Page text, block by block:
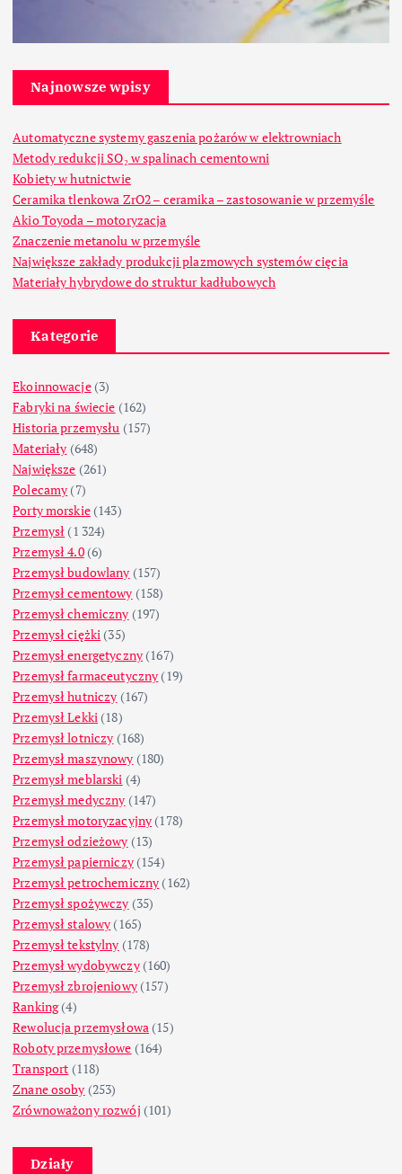
Najnowsze wpisy
Automatyczne systemy gaszenia pożarów w elektrowniach
Metody redukcji SO₂ w spalinach cementowni
Kobiety w hutnictwie
Ceramika tlenkowa ZrO2 – ceramika – zastosowanie w przemyśle
Akio Toyoda – motoryzacja
Znaczenie metanolu w przemyśle
Największe zakłady produkcji plazmowych systemów cięcia
Materiały hybrydowe do struktur kadłubowych
Kategorie
Ekoinnowacje(3)
Fabryki na świecie (162)
Historia przemysłu (157)
Materiały (648)
Największe (261)
Polecamy (7)
Porty morskie(143)
Przemysł (1 324)
Przemysł 4.0(6)
Przemysł budowlany (157)
Przemysł cementowy (158)
Przemysł chemiczny (197)
Przemysł ciężki (35)
Przemysł energetyczny (167)
Przemysł farmaceutyczny (19)
Przemysł hutniczy (167)
Przemysł Lekki (18)
Przemysł lotniczy (168)
Przemysł maszynowy (180)
Przemysł meblarski (4)
Przemysł medyczny (147)
Przemysł motoryzacyjny (178)
Przemysł odzieżowy (13)
Przemysł papierniczy(154)
Przemysł petrochemiczny (162)
Przemysł spożywczy (35)
Przemysł stalowy (165)
Przemysł tekstylny (178)
Przemysł wydobywczy(160)
Przemysł zbrojeniowy(157)
Ranking(4)
Rewolucja przemysłowa (15)
Roboty przemysłowe (164)
Transport (118)
Znane osoby (253)
Zrównoważony rozwój (101)
Działy